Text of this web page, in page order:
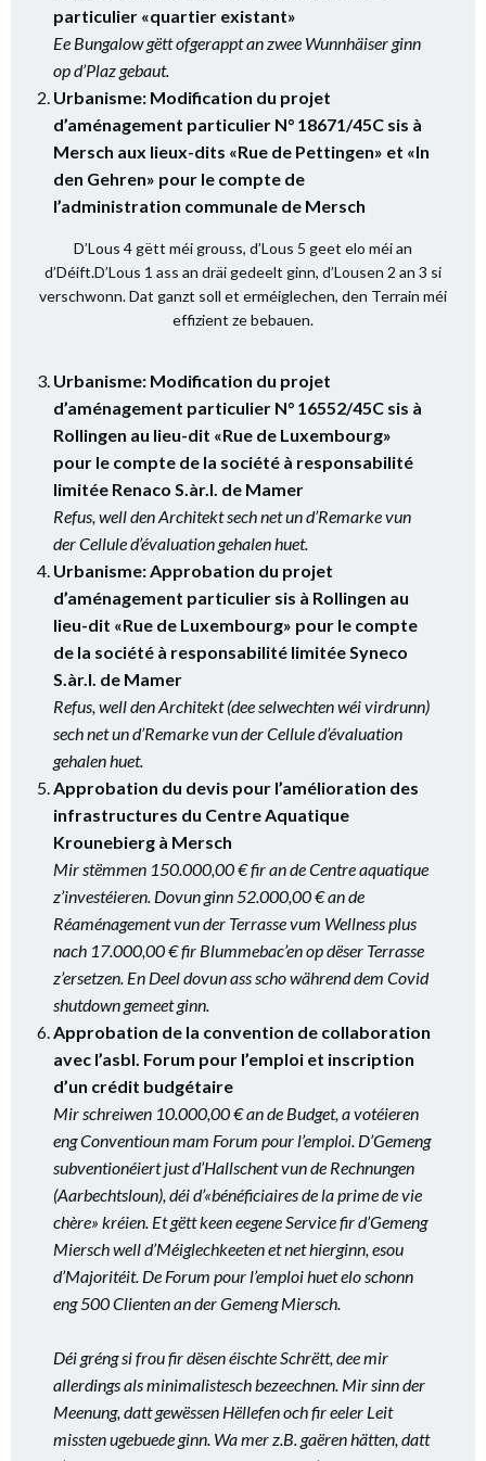
particulier «quartier existant»
Ee Bungalow gëtt ofgerappt an zwee Wunnhäiser ginn
op d’Plaz gebaut.
Urbanisme: Modification du projet
d’aménagement particulier N° 18671/45C sis à
Mersch aux lieux-dits «Rue de Pettingen» et «In
den Gehren» pour le compte de
l’administration communale de Mersch
D’Lous 4 gëtt méi grouss, d’Lous 5 geet elo méi an
d’Déift.D’Lous 1 ass an dräi gedeelt ginn, d’Lousen 2 an 3 si
verschwonn. Dat ganzt soll et erméiglechen, den Terrain méi
effizient ze bebauen.
Urbanisme: Modification du projet
d’aménagement particulier N° 16552/45C sis à
Rollingen au lieu-dit «Rue de Luxembourg»
pour le compte de la société à responsabilité
limitée Renaco S.àr.l. de Mamer
Refus, well den Architekt sech net un d’Remarke vun
der Cellule d’évaluation gehalen huet.
Urbanisme: Approbation du projet
d’aménagement particulier sis à Rollingen au
lieu-dit «Rue de Luxembourg» pour le compte
de la société à responsabilité limitée Syneco
S.àr.l. de Mamer
Refus, well den Architekt (dee selwechten wéi virdrunn)
sech net un d’Remarke vun der Cellule d’évaluation
gehalen huet.
Approbation du devis pour l’amélioration des
infrastructures du Centre Aquatique
Krounebierg à Mersch
Mir stëmmen 150.000,00 € fir an de Centre aquatique
z’investéieren. Dovun ginn 52.000,00 € an de
Réaménagement vun der Terrasse vum Wellness plus
nach 17.000,00 € fir Blummebac’en op dëser Terrasse
z’ersetzen. En Deel dovun ass scho während dem Covid
shutdown gemeet ginn.
Approbation de la convention de collaboration
avec l’asbl. Forum pour l’emploi et inscription
d’un crédit budgétaire
Mir schreiwen 10.000,00 € an de Budget, a votéieren
eng Conventioun mam Forum pour l’emploi. D’Gemeng
subventionéiert just d’Hallschent vun de Rechnungen
(Aarbechtsloun), déi d’«bénéficiaires de la prime de vie
chère» kréien. Et gëtt keen eegene Service fir d’Gemeng
Miersch well d’Méiglechkeeten et net hierginn, esou
d’Majoritéit. De Forum pour l’emploi huet elo schonn
eng 500 Clienten an der Gemeng Miersch.
Déi gréng si frou fir dësen éischte Schrëtt, dee mir
allerdings als minimalistesch bezeechnen. Mir sinn der
Meenung, datt gewëssen Hëllefen och fir eeler Leit
missten ugebuede ginn. Wa mer z.B. gaëren hätten, datt